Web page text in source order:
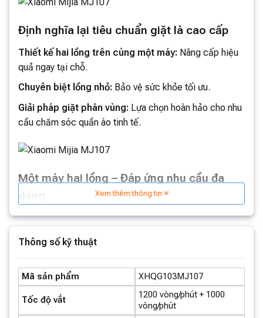
Định nghĩa lại tiêu chuẩn giặt là cao cấp
Thiết kế hai lồng trên cùng một máy: Nâng cấp hiệu
quả ngay tại chỗ.
Chuyên biệt lồng nhỏ: Bảo vệ sức khỏe tối ưu.
Giải pháp giặt phân vùng: Lựa chọn hoàn hảo cho nhu
cầu chăm sóc quần áo tinh tế.
Một máy hai lồng – Đáp ứng nhu cầu đa
Thiết kế đột phá với lồng giặt đôi
Giặt riêng nội y và ngoại y:
Tích hợp chức năng giặt và sấy:Đáp ứng nhu cầu
cao cấp, tiết kiệm không gian và thời gian.
Xem thêm thông tin
Thông số kỹ thuật
Mã sản phẩm XHQG103MJ107
Tốc độ vắt
1200 vòng/phút + 1000
vòng/phút